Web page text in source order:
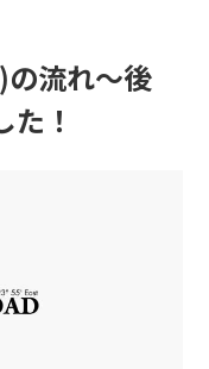
の流れ〜後
！